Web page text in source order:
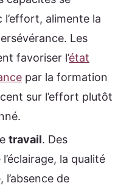
alimente la
Les
favoriser l’état
par la formation
sur l’effort plutôt
travail. Des
la qualité
l’absence de